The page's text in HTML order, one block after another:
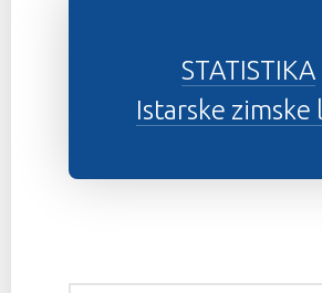
STATISTIKA
Istarske zimske